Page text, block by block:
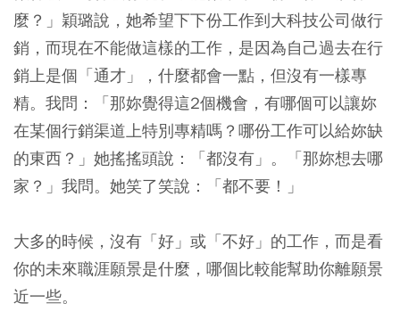
麼？」穎璐說，她希望下下份工作到大科技公司做行
銷，而現在不能做這樣的工作，是因為自己過去在行
銷上是個「通才」，什麼都會一點，但沒有一樣專
精。我問：「那妳覺得這2個機會，有哪個可以讓妳
在某個行銷渠道上特別專精嗎？哪份工作可以給妳缺
的東西？」她搖搖頭說：「都沒有」。「那妳想去哪
家？」我問。她笑了笑說：「都不要！」
大多的時候，沒有「好」或「不好」的工作，而是看
你的未來職涯願景是什麼，哪個比較能幫助你離願景
近一些。